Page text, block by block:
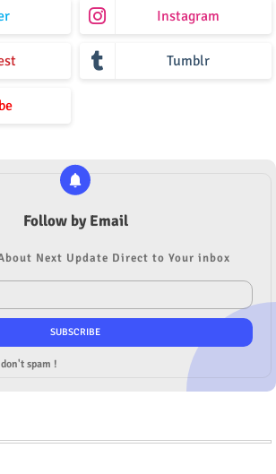
Instagram
Tumblr
Follow by Email
Next Update Direct to Your inbox
spam !